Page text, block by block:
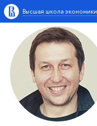
Высшая школа экономики